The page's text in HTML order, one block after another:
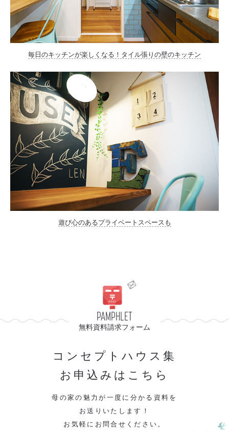
毎日のキッチンが楽しくなる！タイル張りの壁のキッチン
遊び心のあるプライベートスペースも
PAMPHLET
無料資料請求フォーム
コンセプトハウス集
お申込みはこちら
母の家の魅力が一度に分かる資料を
お送りいたします！
お気軽にお問合せください。